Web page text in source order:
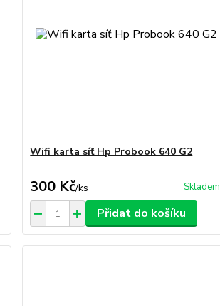
Wifi karta síť Hp Probook 640 G2
300 Kč/ks Skladem
Přidat do košíku